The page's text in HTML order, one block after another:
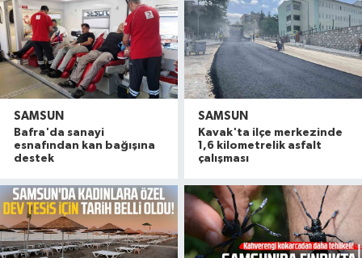
SAMSUN
Bafra'da sanayi
esnafından kan bağışına
destek
SAMSUN
Kavak'ta ilçe merkezinde
1,6 kilometrelik asfalt
çalışması